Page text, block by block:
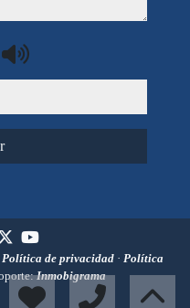
Política de privacidad · Política
Inmobigrama